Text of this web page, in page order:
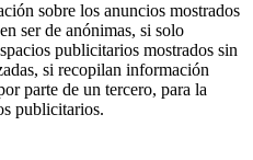
sobre los anuncios mostrados
ser de anónimas, si solo
publicitarios mostrados sin
si recopilan información
parte de un tercero, para la
publicitarios.